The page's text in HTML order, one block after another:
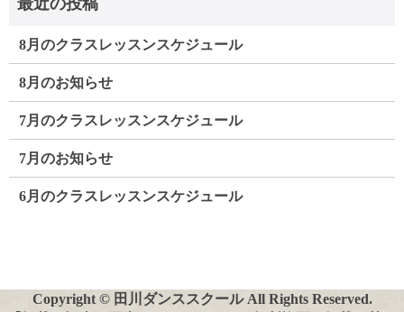
8月のクラスレッスンスケジュール
8月のお知らせ
7月のクラスレッスンスケジュール
7月のお知らせ
6月のクラスレッスンスケジュール
Copyright © 田川ダンススクール All Rights Reserved.